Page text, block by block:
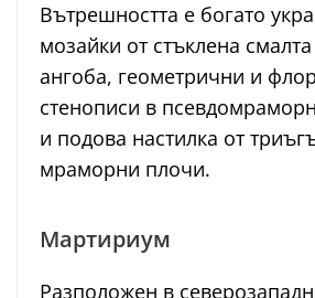
Вътрешността е богато
мозайки от стъклена
ангоба, геометрични и
стенописи в
и подова настилка от
мраморни плочи.
Мартириум
Разположен в